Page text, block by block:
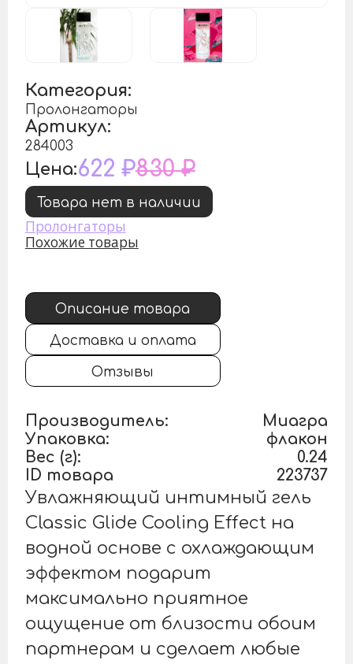
Категория:
Пролонгаторы
Артикул:
284003
Цена:622 ₽830 ₽
Товара нет в наличии
Пролонгаторы
Похожие товары
Описание товара
Доставка и оплата
Отзывы
Производитель:
Миагра
Упаковка:
флакон
Вес (г):
0.24
ID товара
223737
Увлажняющий интимный гель
Classic Glide Cooling Effect на
водной основе с охлаждающим
эффектом подарит
максимально приятное
ощущение от близости обоим
партнерам и сделает любые